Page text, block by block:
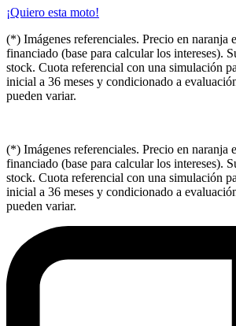
¡Quiero esta moto!
(*) Imágenes referenciales. Precio en naranja
financiado (base para calcular los intereses).
stock. Cuota referencial con una simulación
inicial a 36 meses y condicionado a
pueden variar.
(*) Imágenes referenciales. Precio en naranja
financiado (base para calcular los intereses).
stock. Cuota referencial con una simulación
inicial a 36 meses y condicionado a
pueden variar.